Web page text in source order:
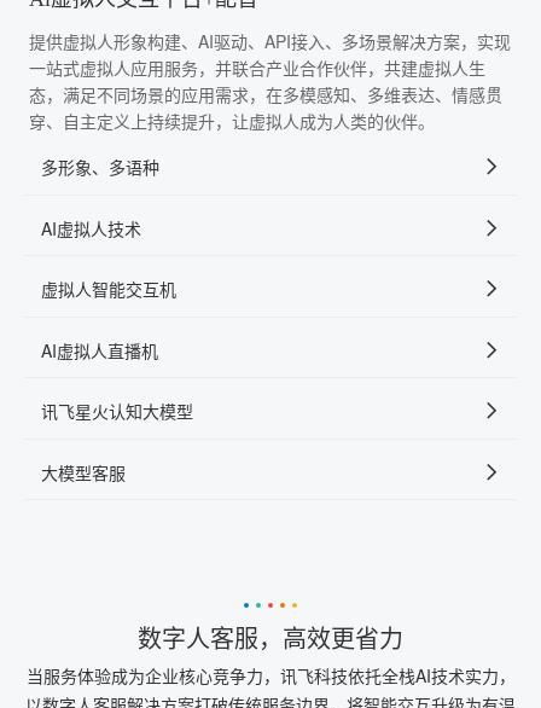
提供虚拟人形象构建、AI驱动、API接入、多场景解决方案，实现
一站式虚拟人应用服务，并联合产业合作伙伴，共建虚拟人生
态，满足不同场景的应用需求，在多模感知、多维表达、情感贯
穿、自主定义上持续提升，让虚拟人成为人类的伙伴。
多形象、多语种
AI虚拟人技术
虚拟人智能交互机
AI虚拟人直播机
讯飞星火认知大模型
大模型客服
数字人客服，高效更省力
当服务体验成为企业核心竞争力，讯飞科技依托全栈AI技术实力，